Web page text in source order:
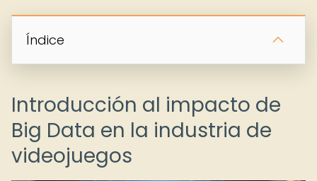
Índice
Introducción al impacto de
Big Data en la industria de
videojuegos